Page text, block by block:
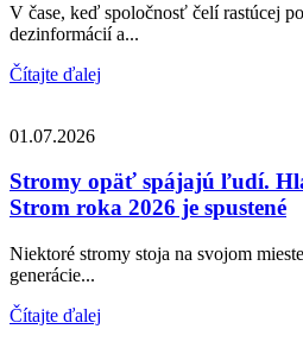
V čase, keď spoločnosť čelí rastúcej
dezinformácií a...
Čítajte ďalej
01.07.2026
Stromy opäť spájajú ľudí.
Strom roka 2026 je spustené
Niektoré stromy stoja na svojom
generácie...
Čítajte ďalej